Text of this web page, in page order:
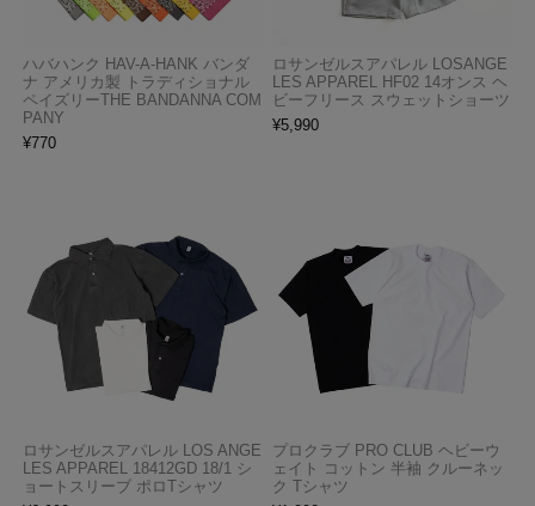
ハバハンク HAV-A-HANK バンダ
ナ アメリカ製 トラディショナル
ペイズリーTHE BANDANNA COM
PANY
¥770
ロサンゼルスアパレル LOSANGE
LES APPAREL HF02 14オンス ヘ
ビーフリース スウェットショーツ
¥5,990
ロサンゼルスアパレル LOS ANGE
LES APPAREL 18412GD 18/1 シ
ョートスリーブ ポロTシャツ
プロクラブ PRO CLUB ヘビーウ
ェイト コットン 半袖 クルーネッ
ク Tシャツ